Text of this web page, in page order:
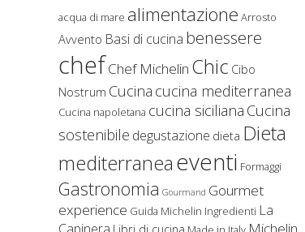
acqua di mare alimentazione Arrosto
Avvento Basi di cucina benessere
chefChef Michelin Chic Cibo
Nostrum Cucina cucina mediterranea
Cucina napoletana cucina siciliana Cucina
sostenibile degustazione dieta Dieta
mediterraneaeventi Formaggi
Gastronomia Gourmand Gourmet
experience Guida Michelin Ingredienti La
Libri di cucina